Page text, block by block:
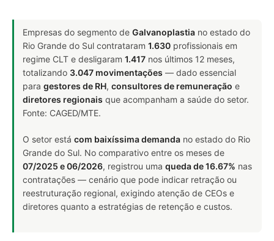
Empresas do segmento de Galvanoplastia no estado do
Rio Grande do Sul contrataram 1.630 profissionais em
regime CLT e desligaram 1.417 nos últimos 12 meses,
totalizando 3.047 movimentações — dado essencial
para gestores de RH, consultores de remuneração e
diretores regionais que acompanham a saúde do setor.
Fonte: CAGED/MTE.
O setor está com baixíssima demanda no estado do Rio
Grande do Sul. No comparativo entre os meses de
07/2025 e 06/2026, registrou uma queda de 16.67% nas
contratações — cenário que pode indicar retração ou
reestruturação regional, exigindo atenção de CEOs e
diretores quanto a estratégias de retenção e custos.